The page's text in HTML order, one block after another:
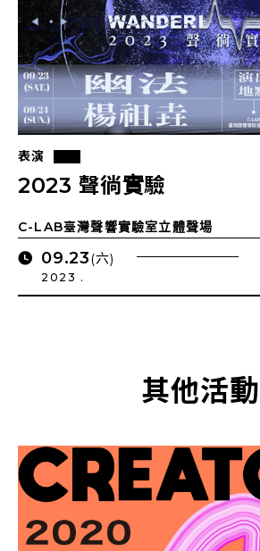
表演
2023 聲徜實驗
C-LAB臺灣聲響實驗室立體聲場
09.23(六)
2023 .
其他活動